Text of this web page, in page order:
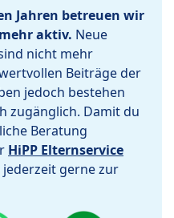
Jahren betreuen wir
aktiv. Neue
nicht mehr
Beiträge der
jedoch bestehen
zugänglich. Damit du
Beratung
HiPP Elternservice
jederzeit gerne zur